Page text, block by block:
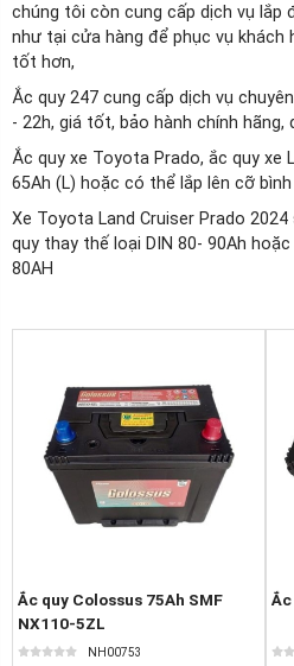
chúng tôi còn cung cấp dịch vụ lắp
như tại cửa hàng để phục vụ khách
tốt hơn,
Ắc quy 247 cung cấp dịch vụ
- 22h, giá tốt, bảo hành chính hãng,
Ắc quy xe Toyota Prado, ắc quy xe
65Ah (L) hoặc có thể lắp lên cỡ bình
Xe Toyota Land Cruiser Prado
quy thay thế loại DIN 80- 90Ah
80AH
Ắc quy Colossus 75Ah SMF
NX110-5ZL
NH00753